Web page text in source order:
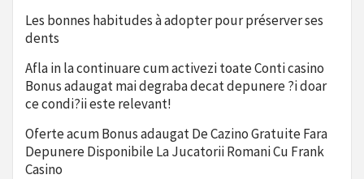
Les bonnes habitudes à adopter pour préserver ses
dents
Afla in la continuare cum activezi toate Conti casino
Bonus adaugat mai degraba decat depunere ?i doar
ce condi?ii este relevant!
Oferte acum Bonus adaugat De Cazino Gratuite Fara
Depunere Disponibile La Jucatorii Romani Cu Frank
Casino